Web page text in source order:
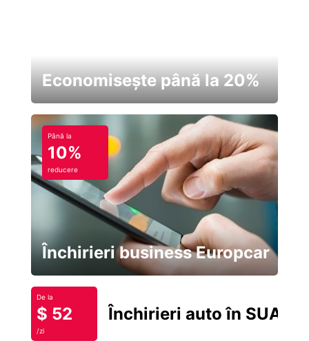
Economisește până la 20%
Până la
10%
reducere
Închirieri business Europcar
De la
$ 52
/zi
Închirieri auto în SUA